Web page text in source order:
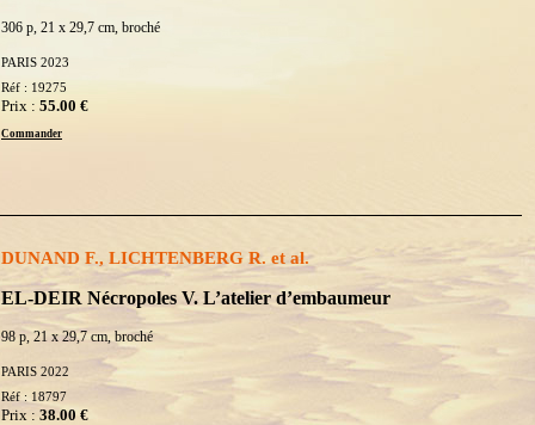
306 p, 21 x 29,7 cm, broché
PARIS 2023
Réf : 19275
Prix : 55.00 €
Commander
DUNAND F., LICHTENBERG R. et al.
EL-DEIR Nécropoles V. L’atelier d’embaumeur
98 p, 21 x 29,7 cm, broché
PARIS 2022
Réf : 18797
Prix : 38.00 €